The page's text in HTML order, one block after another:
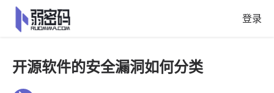
登录
开源软件的安全漏洞如何分类